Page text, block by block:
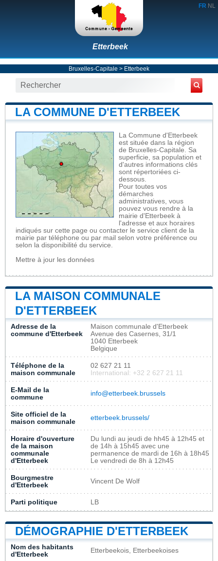
FR NL
Etterbeek
Bruxelles-Capitale > Etterbeek
LA COMMUNE D'ETTERBEEK
La Commune d'Etterbeek
est située dans la région
de Bruxelles-Capitale. Sa
superficie, sa population et
d'autres informations clés
sont répertoriées ci-
dessous.
Pour toutes vos
démarches
administratives, vous
pouvez vous rendre à la
mairie d'Etterbeek à
l'adresse et aux horaires
indiqués sur cette page ou contacter le service client de la
mairie par téléphone ou par mail selon votre préférence ou
selon la disponibilité du service.
Mettre à jour les données
LA MAISON COMMUNALE
D'ETTERBEEK
Adresse de la
commune d'Etterbeek
Maison communale d'Etterbeek
Avenue des Casernes, 31/1
1040 Etterbeek
Belgique
Téléphone de la
maison communale
02 627 21 11
International: +32 2 627 21 11
E-Mail de la
commune
info@etterbeek.brussels
Site officiel de la
maison communale
etterbeek.brussels/
Horaire d'ouverture
de la maison
communale
d'Etterbeek
Du lundi au jeudi de hh45 à 12h45 et
de 14h à 15h45 avec une
permanence de mardi de 16h à 18h45
Le vendredi de 8h à 12h45
Bourgmestre
d'Etterbeek
Vincent De Wolf
Parti politique LB
DÉMOGRAPHIE D'ETTERBEEK
Nom des habitants
d'Etterbeek
Etterbeekois, Etterbeekoises